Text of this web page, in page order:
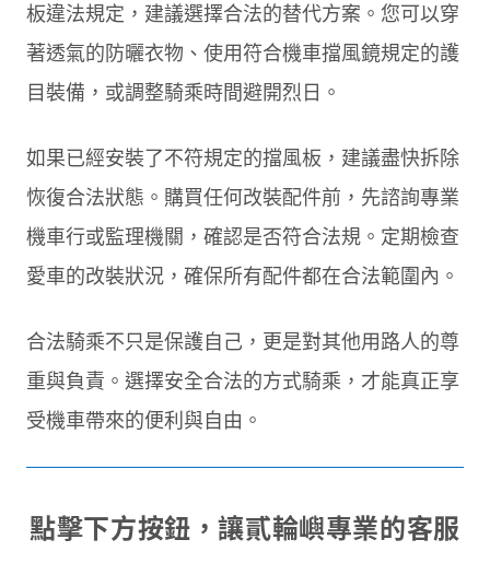
板違法規定，建議選擇合法的替代方案。您可以穿
著透氣的防曬衣物、使用符合機車擋風鏡規定的護
目裝備，或調整騎乘時間避開烈日。
如果已經安裝了不符規定的擋風板，建議盡快拆除
恢復合法狀態。購買任何改裝配件前，先諮詢專業
機車行或監理機關，確認是否符合法規。定期檢查
愛車的改裝狀況，確保所有配件都在合法範圍內。
合法騎乘不只是保護自己，更是對其他用路人的尊
重與負責。選擇安全合法的方式騎乘，才能真正享
受機車帶來的便利與自由。
點擊下方按鈕，讓貳輪嶼專業的客服